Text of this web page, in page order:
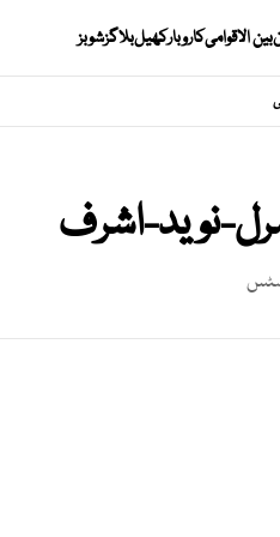
بین الاقوامیکاروبارکھیلبلاگزشوبز
نوید-اشرف